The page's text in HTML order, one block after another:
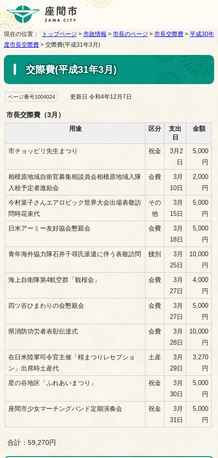
現在の位置： トップページ > 市政情報 > 市長のページ > 市長交際費 > 平成30年
度市長交際費 > 交際費(平成31年3月)
交際費(平成31年3月)
ページ番号1004024 更新日 令和4年12月7日
市長交際費（3月）
用途
区分
支出
日
金額
市チョッピリ先生まつり 祝金
3月2
日
5,000
円
相模原地域自衛官募集相談員会相模原地域入隊
入校予定者激励会
会費
3月
10日
2,000
円
今村菜子さんエアロビック世界大会出場表敬訪
問時花束代
その
他
3月
15日
5,000
円
日米アーミー友好協会懇親会
会費
3月
18日
5,000
円
青年海外協力隊石井千尋氏派遣に伴う表敬訪問
餞別
3月
25日
10,000
円
海上自衛隊第4航空群「観桜会」
会費
3月
27日
4,000
円
四ツ谷ひまわりの会懇親会
会費
3月
27日
5,000
円
県消防功労者表彰伝達式
会費
3月
28日
10,000
円
在日米陸軍司令官主催「桜まつりレセプショ
ン」出席時土産代
土産
3月
29日
3,270
円
星の谷地区「ふれあいまつり」
祝金
3月
30日
5,000
円
座間市少女マーチングバンド定期演奏会
祝金
3月
31日
5,000
円
合計：59,270円